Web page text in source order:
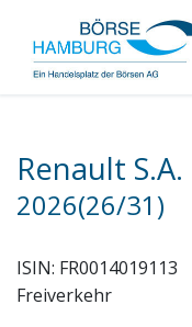
Renault S.A.
2026(26/31)
ISIN: FR0014019113
Freiverkehr